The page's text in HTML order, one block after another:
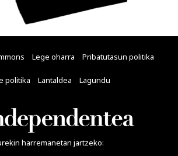
Lege oharra Pribatutasun politika
politika Lantaldea Lagundu
harremanetan jartzeko: